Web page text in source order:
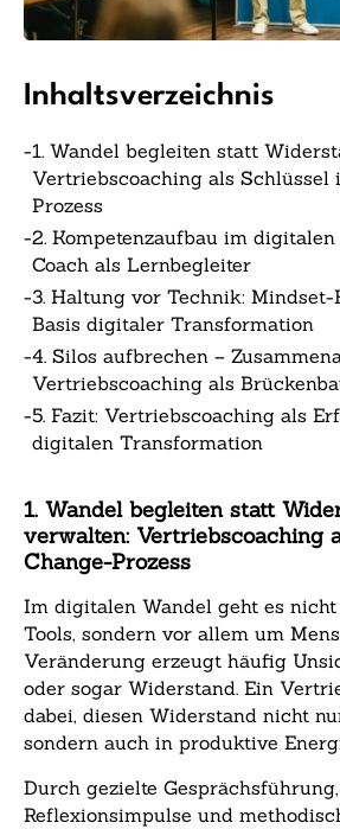
Inhaltsverzeichnis
-1. Wandel begleiten statt
Vertriebscoaching als Schlüssel
Prozess
-2. Kompetenzaufbau im
Coach als Lernbegleiter
-3. Haltung vor Technik:
Basis digitaler Transformation
-4. Silos aufbrechen –
Vertriebscoaching als
-5. Fazit: Vertriebscoaching als
digitalen Transformation
1. Wandel begleiten statt
verwalten: Vertriebscoaching
Change-Prozess
Im digitalen Wandel geht es
Tools, sondern vor allem um
Veränderung erzeugt häufig
oder sogar Widerstand. Ein
dabei, diesen Widerstand nicht
sondern auch in produktive
Durch gezielte Gesprächsführung,
Reflexionsimpulse und